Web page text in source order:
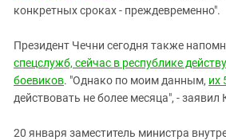
Чечня
Южный Кавказ
ЮФО
конкретных сроках - преждевременно".
Президент Чечни сегодня также
спецслужб, сейчас в республике
боевиков. "Однако по моим данным, их
действовать не более месяца", -
20 января заместитель министра